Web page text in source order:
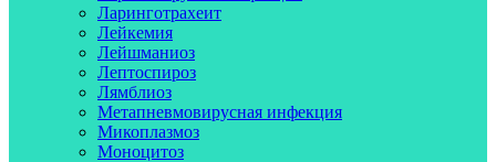
Ларинготрахеит
Лейкемия
Лейшманиоз
Лептоспироз
Лямблиоз
Метапневмовирусная инфекция
Микоплазмоз
Моноцитоз